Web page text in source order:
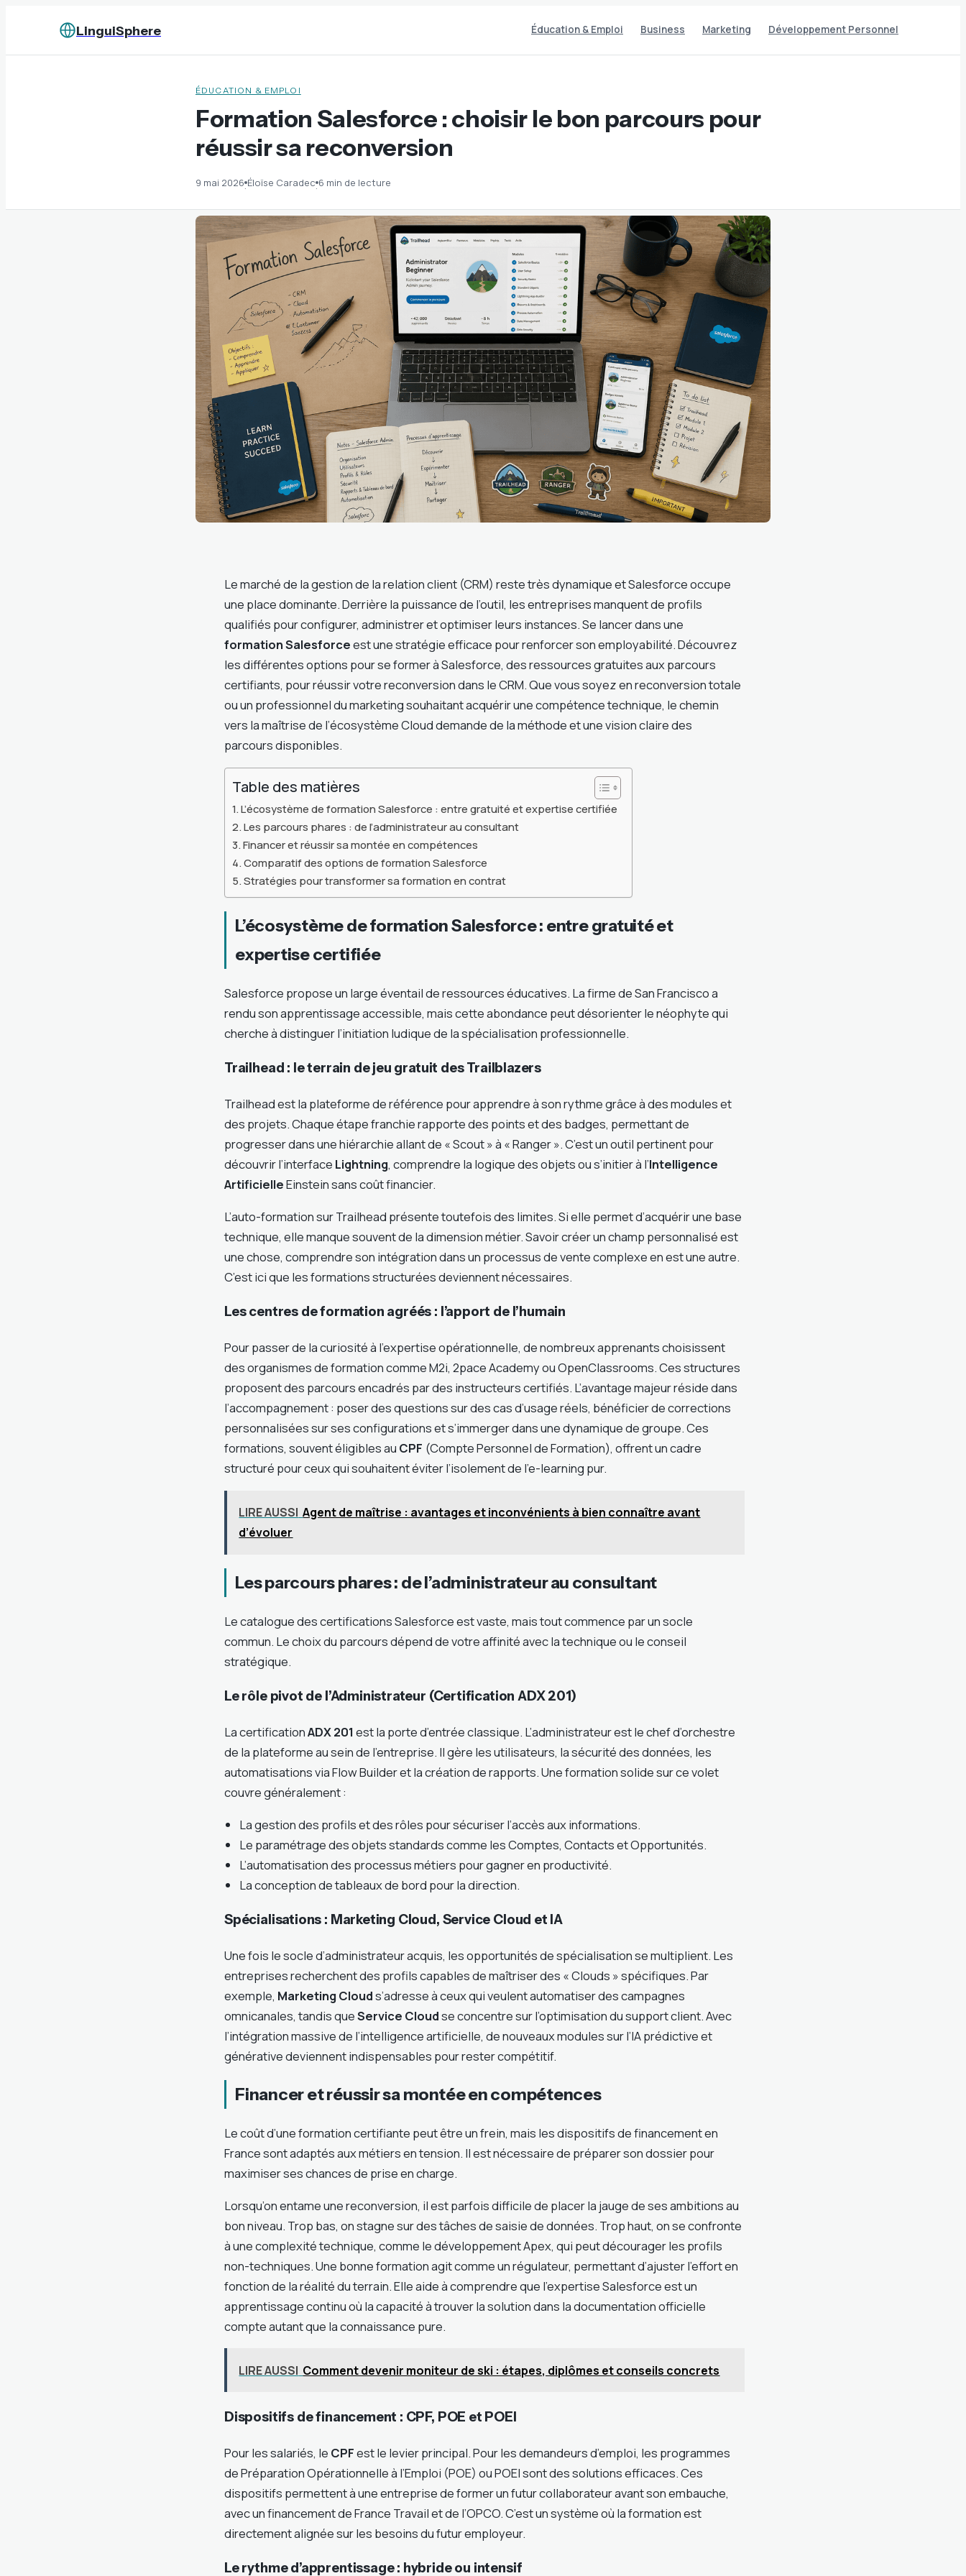
LinguiSphere Éducation & Emploi Business Marketing Développement Personnel
ÉDUCATION & EMPLOI
Formation Salesforce : choisir le bon parcours pour
réussir sa reconversion
9 mai 2026·Éloïse Caradec·6 min de lecture
Le marché de la gestion de la relation client (CRM) reste très dynamique et Salesforce occupe
une place dominante. Derrière la puissance de l’outil, les entreprises manquent de profils
qualifiés pour configurer, administrer et optimiser leurs instances. Se lancer dans une
formation Salesforceest une stratégie efficace pour renforcer son employabilité. Découvrez
les différentes options pour se former à Salesforce, des ressources gratuites aux parcours
certifiants, pour réussir votre reconversion dans le CRM. Que vous soyez en reconversion totale
ou un professionnel du marketing souhaitant acquérir une compétence technique, le chemin
vers la maîtrise de l’écosystème Cloud demande de la méthode et une vision claire des
parcours disponibles.
Table des matières
L’écosystème de formation Salesforce : entre gratuité et expertise certifiée
Les parcours phares : de l’administrateur au consultant
Financer et réussir sa montée en compétences
Comparatif des options de formation Salesforce
Stratégies pour transformer sa formation en contrat
L’écosystème de formation Salesforce : entre gratuité et
expertise certifiée
Salesforce propose un large éventail de ressources éducatives. La firme de San Francisco a
rendu son apprentissage accessible, mais cette abondance peut désorienter le néophyte qui
cherche à distinguer l’initiation ludique de la spécialisation professionnelle.
Trailhead : le terrain de jeu gratuit des Trailblazers
Trailhead est la plateforme de référence pour apprendre à son rythme grâce à des modules et
des projets. Chaque étape franchie rapporte des points et des badges, permettant de
progresser dans une hiérarchie allant de « Scout » à « Ranger ». C’est un outil pertinent pour
découvrir l’interface Lightning, comprendre la logique des objets ou s’initier à l’Intelligence
ArtificielleEinstein sans coût financier.
L’auto-formation sur Trailhead présente toutefois des limites. Si elle permet d’acquérir une base
technique, elle manque souvent de la dimension métier. Savoir créer un champ personnalisé est
une chose, comprendre son intégration dans un processus de vente complexe en est une autre.
C’est ici que les formations structurées deviennent nécessaires.
Les centres de formation agréés : l’apport de l’humain
Pour passer de la curiosité à l’expertise opérationnelle, de nombreux apprenants choisissent
des organismes de formation comme M2i, 2pace Academy ou OpenClassrooms. Ces structures
proposent des parcours encadrés par des instructeurs certifiés. L’avantage majeur réside dans
l’accompagnement : poser des questions sur des cas d’usage réels, bénéficier de corrections
personnalisées sur ses configurations et s’immerger dans une dynamique de groupe. Ces
formations, souvent éligibles au CPF (Compte Personnel de Formation), offrent un cadre
structuré pour ceux qui souhaitent éviter l’isolement de l’e-learning pur.
LIRE AUSSI Agent de maîtrise : avantages et inconvénients à bien connaître avant
d’évoluer
Les parcours phares : de l’administrateur au consultant
Le catalogue des certifications Salesforce est vaste, mais tout commence par un socle
commun. Le choix du parcours dépend de votre affinité avec la technique ou le conseil
stratégique.
Le rôle pivot de l’Administrateur (Certification ADX 201)
La certificationADX 201 est la porte d’entrée classique. L’administrateur est le chef d’orchestre
de la plateforme au sein de l’entreprise. Il gère les utilisateurs, la sécurité des données, les
automatisations via Flow Builder et la création de rapports. Une formation solide sur ce volet
couvre généralement :
La gestion des profils et des rôles pour sécuriser l’accès aux informations.
Le paramétrage des objets standards comme les Comptes, Contacts et Opportunités.
L’automatisation des processus métiers pour gagner en productivité.
La conception de tableaux de bord pour la direction.
Spécialisations : Marketing Cloud, Service Cloud et IA
Une fois le socle d’administrateur acquis, les opportunités de spécialisation se multiplient. Les
entreprises recherchent des profils capables de maîtriser des « Clouds » spécifiques. Par
exemple, Marketing Clouds’adresse à ceux qui veulent automatiser des campagnes
omnicanales, tandis queService Cloudse concentre sur l’optimisation du support client. Avec
l’intégration massive de l’intelligence artificielle, de nouveaux modules sur l’IA prédictive et
générative deviennent indispensables pour rester compétitif.
Financer et réussir sa montée en compétences
Le coût d’une formation certifiante peut être un frein, mais les dispositifs de financement en
France sont adaptés aux métiers en tension. Il est nécessaire de préparer son dossier pour
maximiser ses chances de prise en charge.
Lorsqu’on entame une reconversion, il est parfois difficile de placer la jauge de ses ambitions au
bon niveau. Trop bas, on stagne sur des tâches de saisie de données. Trop haut, on se confronte
à une complexité technique, comme le développement Apex, qui peut décourager les profils
non-techniques. Une bonne formation agit comme un régulateur, permettant d’ajuster l’effort en
fonction de la réalité du terrain. Elle aide à comprendre que l’expertise Salesforce est un
apprentissage continu où la capacité à trouver la solution dans la documentation officielle
compte autant que la connaissance pure.
LIRE AUSSI Comment devenir moniteur de ski : étapes, diplômes et conseils concrets
Dispositifs de financement : CPF, POE et POEI
Pour les salariés, le CPFest le levier principal. Pour les demandeurs d’emploi, les programmes
de Préparation Opérationnelle à l’Emploi (POE) ou POEI sont des solutions efficaces. Ces
dispositifs permettent à une entreprise de former un futur collaborateur avant son embauche,
avec un financement de France Travail et de l’OPCO. C’est un système où la formation est
directement alignée sur les besoins du futur employeur.
Le rythme d’apprentissage : hybride ou intensif